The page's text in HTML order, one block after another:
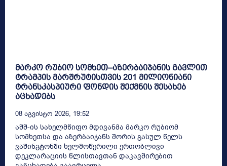
მარკო რუბიო სომხეთ–აზერბაიჯანის გავლით
ტრამპის მარშრუტისთვის 201 მილიონიანი
ტრანსკასპიური ფონდის შექმნის შესახებ
აცხადებს
08 Აგვისტო 2026, 19:52
აშშ-ის სახელმწიფო მდივანმა მარკო რუბიომ
სომხეთსა და აზერბაიჯანს შორის გასულ წელს
ვაშინგტონში ხელმოწერილი ერთობლივი
დეკლარაციის წლისთავთან დაკავშირებით